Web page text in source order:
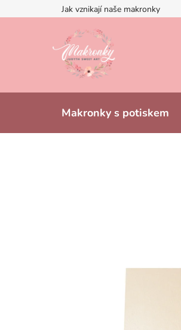
na
Jak vznikají naše makronky
Makronky s potiskem